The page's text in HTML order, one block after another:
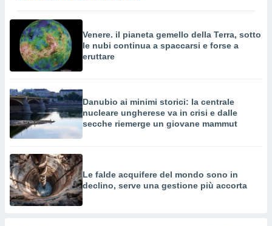
Venere. il pianeta gemello della Terra, sotto
le nubi continua a spaccarsi e forse a
eruttare
Danubio ai minimi storici: la centrale
nucleare ungherese va in crisi e dalle
secche riemerge un giovane mammut
Le falde acquifere del mondo sono in
declino, serve una gestione più accorta